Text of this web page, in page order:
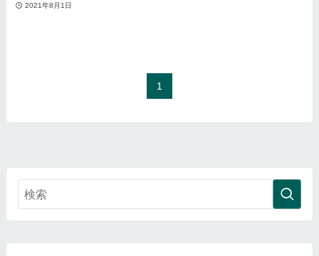
2021年8月1日
1